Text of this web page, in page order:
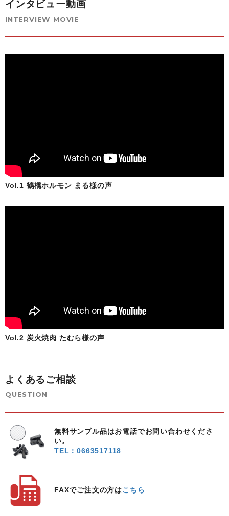
インタビュー動画
INTERVIEW MOVIE
Vol.1 鶴橋ホルモン まる様の声
Vol.2 炭火焼肉 たむら様の声
よくあるご相談
QUESTION
無料サンプル品はお電話でお問い合わせくださ
い。
TEL：0663517118
FAXでご注文の方はこちら